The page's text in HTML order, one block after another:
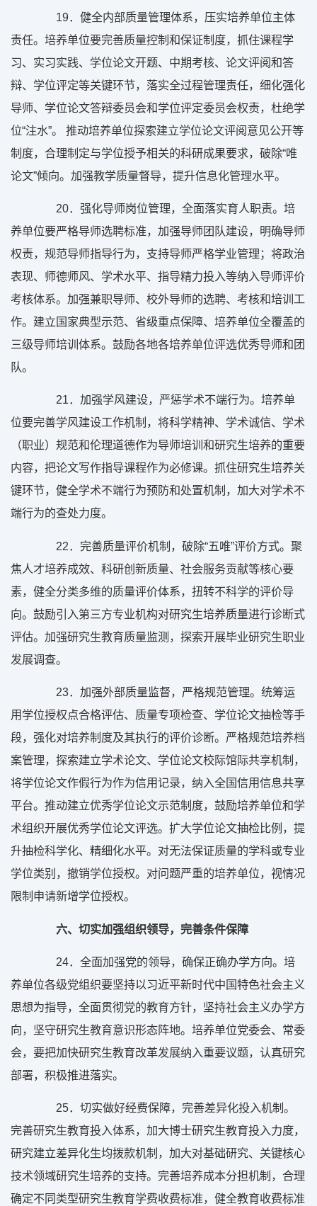
19．健全内部质量管理体系，压实培养单位主体
责任。培养单位要完善质量控制和保证制度，抓住课程学
习、实习实践、学位论文开题、中期考核、论文评阅和答
辩、学位评定等关键环节，落实全过程管理责任，细化强化
导师、学位论文答辩委员会和学位评定委员会权责，杜绝学
位“注水”。 推动培养单位探索建立学位论文评阅意见公开等
制度，合理制定与学位授予相关的科研成果要求，破除“唯
论文”倾向。加强教学质量督导，提升信息化管理水平。
20．强化导师岗位管理，全面落实育人职责。培
养单位要严格导师选聘标准，加强导师团队建设，明确导师
权责，规范导师指导行为，支持导师严格学业管理；将政治
表现、师德师风、学术水平、指导精力投入等纳入导师评价
考核体系。加强兼职导师、校外导师的选聘、考核和培训工
作。建立国家典型示范、省级重点保障、培养单位全覆盖的
三级导师培训体系。鼓励各地各培养单位评选优秀导师和团
队。
21 ．加强学风建设，严惩学术不端行为。培养单
位要完善学风建设工作机制，将科学精神、学术诚信、学术
（职业）规范和伦理道德作为导师培训和研究生培养的重要
内容，把论文写作指导课程作为必修课。抓住研究生培养关
键环节，健全学术不端行为预防和处置机制，加大对学术不
端行为的查处力度。
22 ．完善质量评价机制，破除“五唯”评价方式。聚
焦人才培养成效、科研创新质量、社会服务贡献等核心要
素，健全分类多维的质量评价体系，扭转不科学的评价导
向。鼓励引入第三方专业机构对研究生培养质量进行诊断式
评估。加强研究生教育质量监测，探索开展毕业研究生职业
发展调查。
23．加强外部质量监督，严格规范管理。统筹运
用学位授权点合格评估、质量专项检查、学位论文抽检等手
段，强化对培养制度及其执行的评价诊断。严格规范培养档
案管理，探索建立学术论文、学位论文校际馆际共享机制，
将学位论文作假行为作为信用记录，纳入全国信用信息共享
平台。推动建立优秀学位论文示范制度，鼓励培养单位和学
术组织开展优秀学位论文评选。扩大学位论文抽检比例，提
升抽检科学化、精细化水平。对无法保证质量的学科或专业
学位类别，撤销学位授权。对问题严重的培养单位，视情况
限制申请新增学位授权。
六、切实加强组织领导，完善条件保障
24．全面加强党的领导，确保正确办学方向。培
养单位各级党组织要坚持以习近平新时代中国特色社会主义
思想为指导，全面贯彻党的教育方针，坚持社会主义办学方
向，坚守研究生教育意识形态阵地。培养单位党委会、常委
会，要把加快研究生教育改革发展纳入重要议题，认真研究
部署，积极推进落实。
25．切实做好经费保障，完善差异化投入机制。
完善研究生教育投入体系，加大博士研究生教育投入力度，
研究建立差异化生均拨款机制，加大对基础研究、关键核心
技术领域研究生培养的支持。完善培养成本分担机制，合理
确定不同类型研究生教育学费收费标准，健全教育收费标准